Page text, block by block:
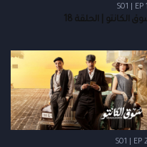
S01 | EP
الكانتو | الحلقة 18
S01 | EP